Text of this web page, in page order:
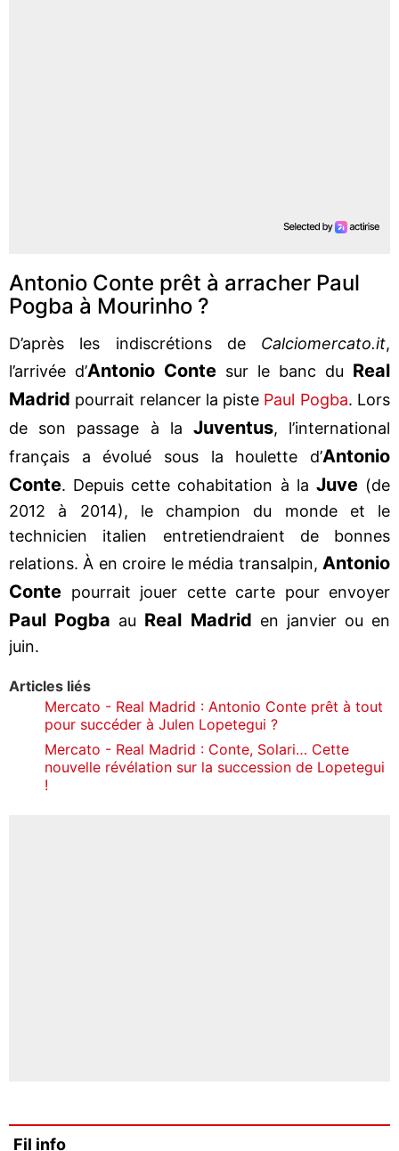
Antonio Conte prêt à arracher Paul
Pogba à Mourinho ?
D’après les indiscrétions de Calciomercato.it,
l’arrivée d’Antonio Conte sur le banc du Real
Madrid pourrait relancer la piste Paul Pogba. Lors
de son passage à la Juventus, l’international
français a évolué sous la houlette d’Antonio
Conte. Depuis cette cohabitation à la Juve(de
2012 à 2014), le champion du monde et le
technicien italien entretiendraient de bonnes
relations. À en croire le média transalpin, Antonio
Conte pourrait jouer cette carte pour envoyer
Paul Pogba au Real Madrid en janvier ou en
juin.
Articles liés
Mercato - Real Madrid : Antonio Conte prêt à tout
pour succéder à Julen Lopetegui ?
Mercato - Real Madrid : Conte, Solari… Cette
nouvelle révélation sur la succession de Lopetegui
!
Fil info